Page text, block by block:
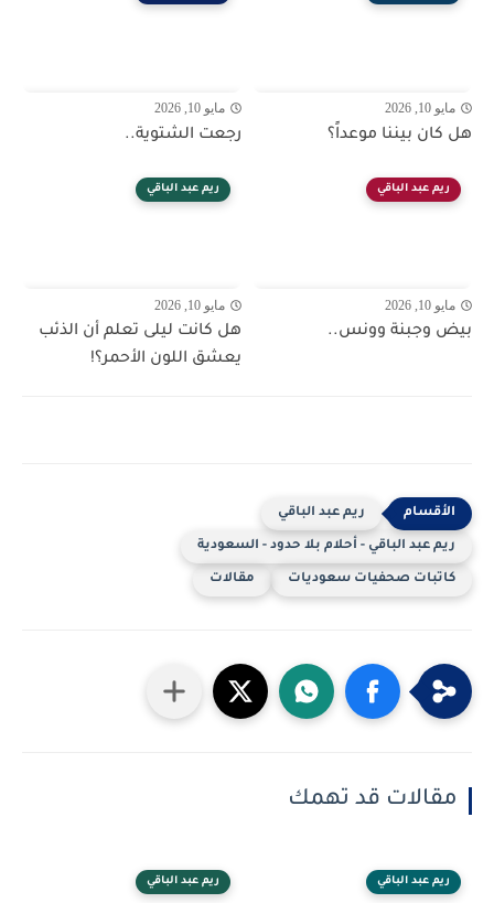
مايو 10, 2026
هل كان بيننا موعداً؟
مايو 10, 2026
رجعت الشتوية..
ريم عبد الباقي
مايو 10, 2026
بيض وجبنة وونس..
ريم عبد الباقي
مايو 10, 2026
هل كانت ليلى تعلم أن الذئب
يعشق اللون الأحمر؟!
ريم عبد الباقي
ريم عبد الباقي - أحلام بلا حدود - السعودية
كاتبات صحفيات سعوديات مقالات
مقالات قد تهمك
ريم عبد الباقي ريم عبد الباقي